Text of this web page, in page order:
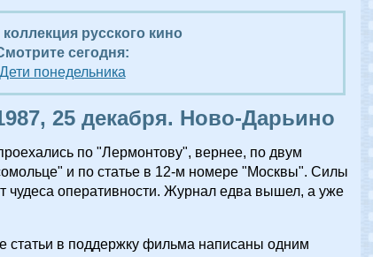
русского кино
сегодня:
Дети понедельника
25 декабря. Ново-Дарьино
по "Лермонтову", вернее, по двум
и по статье в 12-м номере "Москвы". Силы
чудеса оперативности. Журнал едва вышел, а уже
статьи в поддержку фильма написаны одним